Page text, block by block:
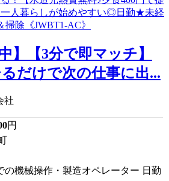
】【3分で即マッチ】
だけで次の仕事に出...
社
円
の機械操作・製造オペレーター 日勤